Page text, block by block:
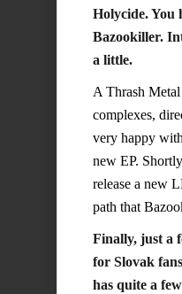
Holycide. You
Bazookiller.
a little.
A Thrash
complexes,
very happy
new EP.
release a new
path that
Finally, just a
for Slovak
has quite a